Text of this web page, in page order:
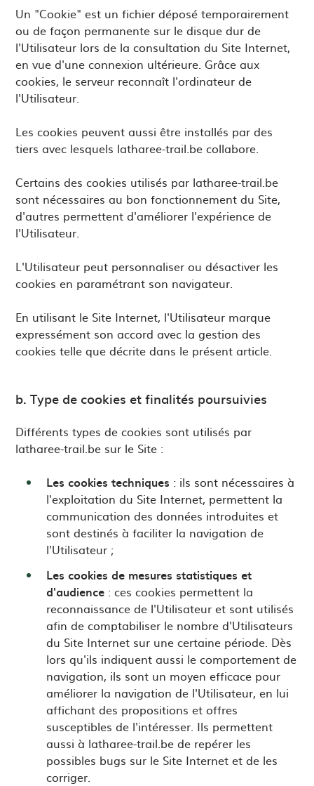
Un "Cookie" est un fichier déposé temporairement
ou de façon permanente sur le disque dur de
l'Utilisateur lors de la consultation du Site Internet,
en vue d'une connexion ultérieure. Grâce aux
cookies, le serveur reconnaît l'ordinateur de
l'Utilisateur.
Les cookies peuvent aussi être installés par des
tiers avec lesquels latharee-trail.be collabore.
Certains des cookies utilisés par latharee-trail.be
sont nécessaires au bon fonctionnement du Site,
d'autres permettent d'améliorer l'expérience de
l'Utilisateur.
L'Utilisateur peut personnaliser ou désactiver les
cookies en paramétrant son navigateur.
En utilisant le Site Internet, l'Utilisateur marque
expressément son accord avec la gestion des
cookies telle que décrite dans le présent article.
b. Type de cookies et finalités poursuivies
Différents types de cookies sont utilisés par
latharee-trail.be sur le Site :
Les cookies techniques : ils sont nécessaires à
l'exploitation du Site Internet, permettent la
communication des données introduites et
sont destinés à faciliter la navigation de
l'Utilisateur ;
Les cookies de mesures statistiques et
d'audience : ces cookies permettent la
reconnaissance de l'Utilisateur et sont utilisés
afin de comptabiliser le nombre d'Utilisateurs
du Site Internet sur une certaine période. Dès
lors qu'ils indiquent aussi le comportement de
navigation, ils sont un moyen efficace pour
améliorer la navigation de l'Utilisateur, en lui
affichant des propositions et offres
susceptibles de l'intéresser. Ils permettent
aussi à latharee-trail.be de repérer les
possibles bugs sur le Site Internet et de les
corriger.